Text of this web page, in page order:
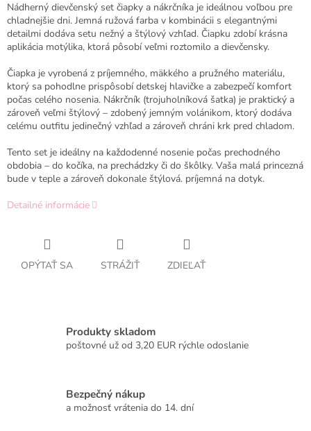
Nádherný dievčenský set čiapky a nákrčníka je ideálnou voľbou pre
chladnejšie dni. Jemná ružová farba v kombinácii s elegantnými
detailmi dodáva setu nežný a štýlový vzhľad. Čiapku zdobí krásna
aplikácia motýlika, ktorá pôsobí veľmi roztomilo a dievčensky.
Čiapka je vyrobená z príjemného, mäkkého a pružného materiálu,
ktorý sa pohodlne prispôsobí detskej hlavičke a zabezpečí komfort
počas celého nosenia. Nákrčník (trojuholníková šatka) je praktický a
zároveň veľmi štýlový – zdobený jemným volánikom, ktorý dodáva
celému outfitu jedinečný vzhľad a zároveň chráni krk pred chladom.
Tento set je ideálny na každodenné nosenie počas prechodného
obdobia – do kočíka, na prechádzky či do škôlky. Vaša malá princezná
bude v teple a zároveň dokonale štýlová. príjemná na dotyk.
Detailné informácie
OPÝTAŤ SA STRÁŽIŤ ZDIEĽAŤ
Produkty skladom
poštovné už od 3,20 EUR rýchle odoslanie
Bezpečný nákup
a možnosť vrátenia do 14. dní